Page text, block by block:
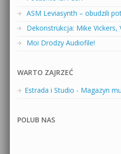
ASM Leviasynth – obudzili
Dekonstrukcja: Mike Vickers,
Moi Drodzy Audiofile!
WARTO ZAJRZEĆ
Estrada i Studio - Magazyn
POLUB NAS